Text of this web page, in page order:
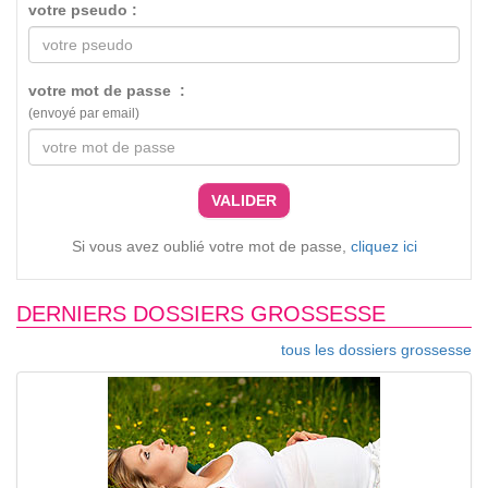
votre pseudo :
votre mot de passe :
(envoyé par email)
VALIDER
Si vous avez oublié votre mot de passe, cliquez ici
DERNIERS DOSSIERS GROSSESSE
tous les dossiers grossesse